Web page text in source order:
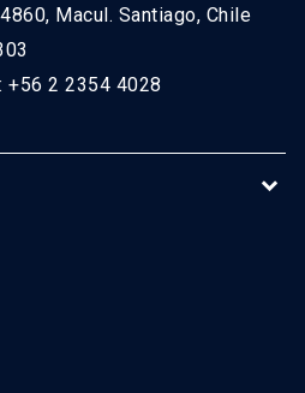
Macul. Santiago, Chile
+56 2 2354 4028